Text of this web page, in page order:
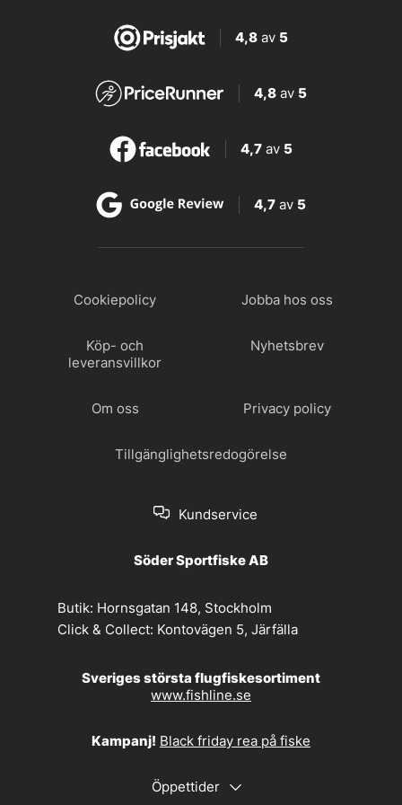
4,8av 5
4,8 av 5
4,7 av 5
4,7 av 5
Cookiepolicy Jobba hos oss
Köp- och
leveransvillkor
Nyhetsbrev
Om oss Privacy policy
Tillgänglighetsredogörelse
Kundservice
Söder Sportfiske AB
Butik: Hornsgatan 148, Stockholm
Click & Collect: Kontovägen 5, Järfälla
Sveriges största flugfiskesortiment
www.fishline.se
Kampanj! Black friday rea på fiske
Öppettider